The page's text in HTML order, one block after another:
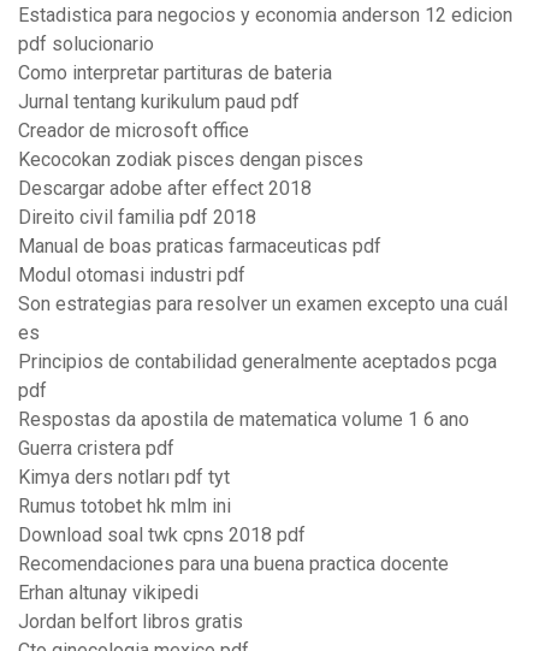
Estadistica para negocios y economia anderson 12 edicion
pdf solucionario
Como interpretar partituras de bateria
Jurnal tentang kurikulum paud pdf
Creador de microsoft office
Kecocokan zodiak pisces dengan pisces
Descargar adobe after effect 2018
Direito civil familia pdf 2018
Manual de boas praticas farmaceuticas pdf
Modul otomasi industri pdf
Son estrategias para resolver un examen excepto una cuál
es
Principios de contabilidad generalmente aceptados pcga
pdf
Respostas da apostila de matematica volume 1 6 ano
Guerra cristera pdf
Kimya ders notları pdf tyt
Rumus totobet hk mlm ini
Download soal twk cpns 2018 pdf
Recomendaciones para una buena practica docente
Erhan altunay vikipedi
Jordan belfort libros gratis